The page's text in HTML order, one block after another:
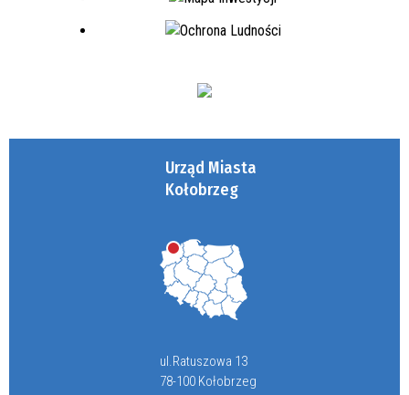
Urząd Miasta
Kołobrzeg
ul.Ratuszowa 13
78-100 Kołobrzeg